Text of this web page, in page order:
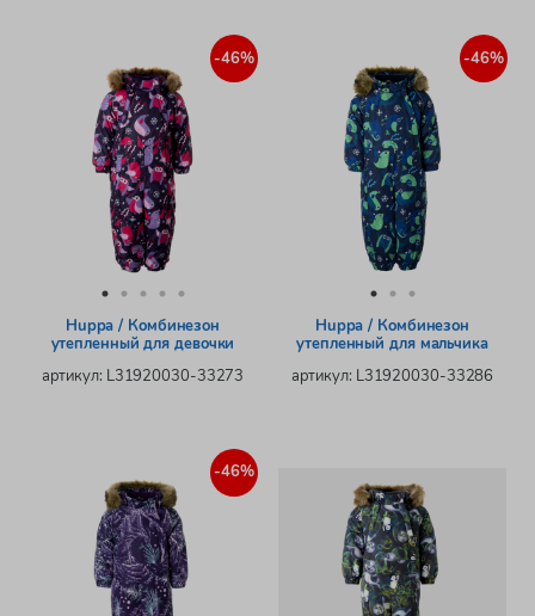
-46%
Huppa / Комбинезон
утепленный для девочки
артикул: L31920030-33273
-46%
Huppa / Комбинезон
утепленный для мальчика
артикул: L31920030-33286
-46%